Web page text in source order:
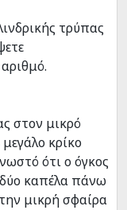
τρύπας
στον μικρό
κρίκο
ότι ο όγκος
καπέλα πάνω
μικρή σφαίρα